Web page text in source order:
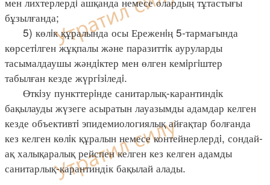
бұзылғанда;
5) көлiк құралында осы Ереженiң 5-тармағында
көрсетiлген жұқпалы және паразиттiк ауруларды
тасымалдаушы жәндiктер мен өлген кемiргiштер
табылған кезде жүргiзiледi.
Өткiзу пункттерiнде санитарлық-карантиндiк
бақылауды жүзеге асыратын лауазымды адамдар келген
кезде объективтi эпидемиологиялық айғақтар болғанда
кез келген көлiк құралын немесе контейнерлердi, сондай-
ақ халықаралық рейспен келген кез келген адамды
санитарлық-карантиндік бақылай алады.